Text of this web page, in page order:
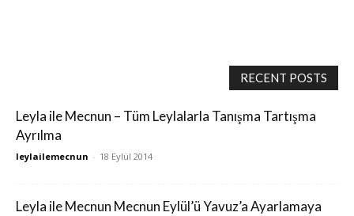
RECENT POSTS
Leyla ile Mecnun – Tüm Leylalarla Tanışma Tartışma
Ayrılma
leylailemecnun - 18 Eylül 2014
Leyla ile Mecnun Mecnun Eylül’ü Yavuz’a Ayarlamaya